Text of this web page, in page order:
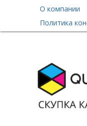
О компании
Политика